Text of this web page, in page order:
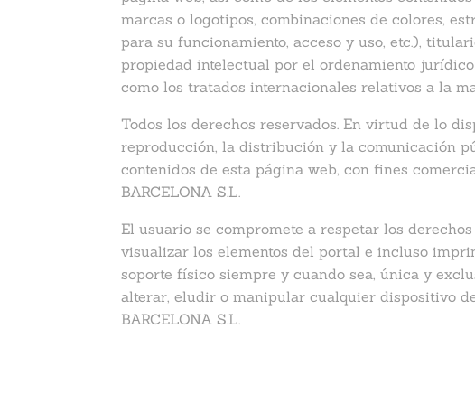
marcas o logotipos, combinaciones de colores,
para su funcionamiento, acceso y uso, etc.),
propiedad intelectual por el ordenamiento
como los tratados internacionales relativos a la
Todos los derechos reservados. En virtud de lo
reproducción, la distribución y la comunicación
contenidos de esta página web, con fines
BARCELONA S.L.
El usuario se compromete a respetar los
visualizar los elementos del portal e incluso
soporte físico siempre y cuando sea, única y
alterar, eludir o manipular cualquier dispositivo
BARCELONA S.L.